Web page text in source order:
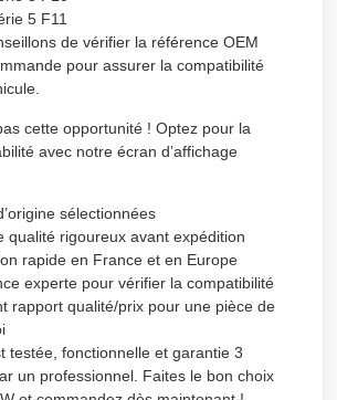
5 F11
de vérifier la référence OEM
pour assurer la compatibilité
cette opportunité ! Optez pour la
avec notre écran d’affichage
sélectionnées
qualité rigoureux avant expédition
rapide en France et en Europe
experte pour vérifier la compatibilité
rapport qualité/prix pour une pièce de
testée, fonctionnelle et garantie 3
un professionnel. Faites le bon choix